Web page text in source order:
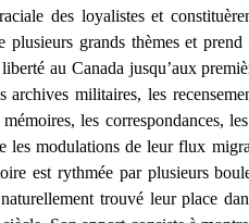
des loyalistes et
grands thèmes et prend
au Canada jusqu’aux
militaires, les
les correspondances,
les modulations de leur flux
est rythmée par plusieurs
trouvé leur place